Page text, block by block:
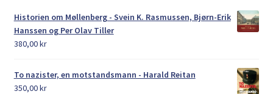
Historien om Møllenberg - Svein K. Rasmussen, Bjørn-Erik
Hanssen og Per Olav Tiller
380,00kr
To nazister, en motstandsmann - Harald Reitan
350,00kr